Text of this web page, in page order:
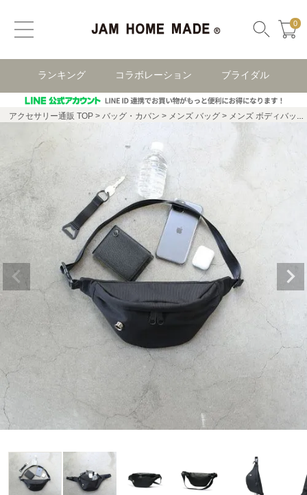
0
ランキング コラボレーション ブライダル
アクセサリー通販 TOP バッグ・カバン メンズ バッグ メンズ ボディバック・ウエストポーチ